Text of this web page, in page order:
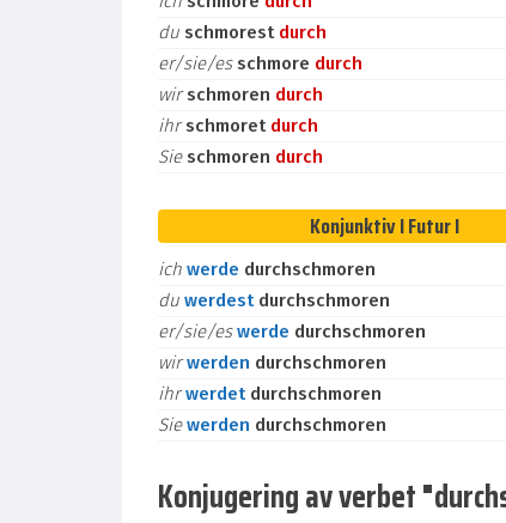
du schmorest durch
er/sie/es schmore durch
wirschmoren durch
ihrschmoret durch
Sie schmoren durch
Konjunktiv I Futur I
ich werde durchschmoren
du werdest durchschmoren
er/sie/eswerde durchschmoren
wirwerden durchschmoren
ihrwerdet durchschmoren
Siewerden durchschmoren
Konjugering av verbet